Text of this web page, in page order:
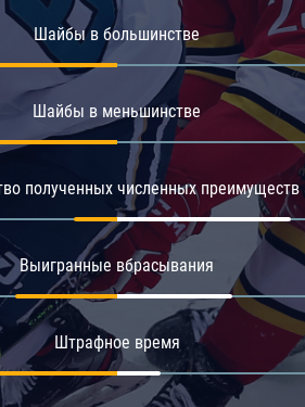
Юлаев
Шайбы в большинстве
Шайбы в меньшинстве
полученных численных преимуществ
Выигранные вбрасывания
Штрафное время